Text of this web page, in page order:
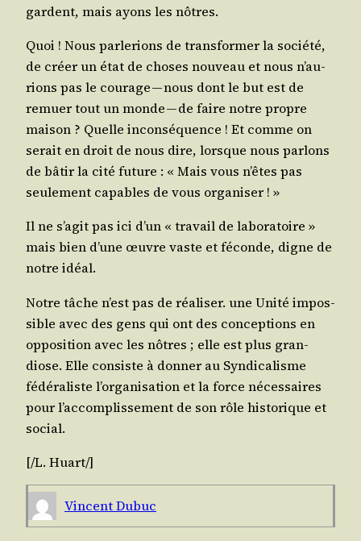
gardent, mais ayons les nôtres.
Quoi ! Nous par­le­rions de trans­for­mer la socié­té,
de créer un état de choses nou­veau et nous n’au­
rions pas le cou­rage — nous dont le but est de
remuer tout un monde — de faire notre propre
mai­son ? Quelle incon­sé­quence ! Et comme on
serait en droit de nous dire, lorsque nous par­lons
de bâtir la cité future : « Mais vous n’êtes pas
seule­ment capables de vous organiser ! »
Il ne s’a­git pas ici d’un « tra­vail de labo­ra­toire »
mais bien d’une œuvre vaste et féconde, digne de
notre idéal.
Notre tâche n’est pas de réa­li­ser. une Uni­té impos­
sible avec des gens qui ont des concep­tions en
oppo­si­tion avec les nôtres ; elle est plus gran­
diose. Elle consiste à don­ner au Syn­di­ca­lisme
fédé­ra­liste l’or­ga­ni­sa­tion et la force néces­saires
pour l’ac­com­plis­se­ment de son rôle his­to­rique et
social.
[/​L. Huart/​]
Vincent Dubuc